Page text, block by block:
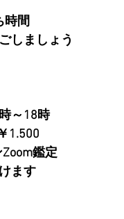
時間
しましょう
～18時
1.500
鑑定
ます